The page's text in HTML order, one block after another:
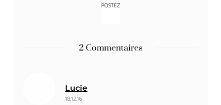
2 Commentaires
Lucie
18.12.16